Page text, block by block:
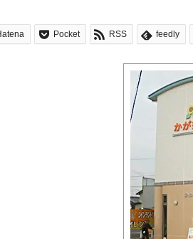
Pocket RSS feedly